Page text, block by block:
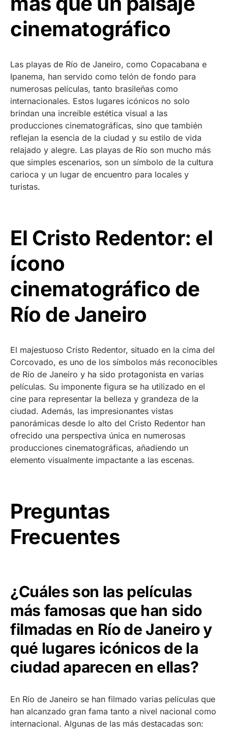
cinematográfico
Las playas de Río de Janeiro, como Copacabana e
Ipanema, han servido como telón de fondo para
numerosas películas, tanto brasileñas como
internacionales. Estos lugares icónicos no solo
brindan una increíble estética visual a las
producciones cinematográficas, sino que también
reflejan la esencia de la ciudad y su estilo de vida
relajado y alegre. Las playas de Río son mucho más
que simples escenarios, son un símbolo de la cultura
carioca y un lugar de encuentro para locales y
turistas.
El Cristo Redentor: el
ícono
cinematográfico de
Río de Janeiro
El majestuoso Cristo Redentor, situado en la cima del
Corcovado, es uno de los símbolos más reconocibles
de Río de Janeiro y ha sido protagonista en varias
películas. Su imponente figura se ha utilizado en el
cine para representar la belleza y grandeza de la
ciudad. Además, las impresionantes vistas
panorámicas desde lo alto del Cristo Redentor han
ofrecido una perspectiva única en numerosas
producciones cinematográficas, añadiendo un
elemento visualmente impactante a las escenas.
Preguntas
Frecuentes
¿Cuáles son las películas
más famosas que han sido
filmadas en Río de Janeiro y
qué lugares icónicos de la
ciudad aparecen en ellas?
En Río de Janeiro se han filmado varias películas que
han alcanzado gran fama tanto a nivel nacional como
internacional. Algunas de las más destacadas son: